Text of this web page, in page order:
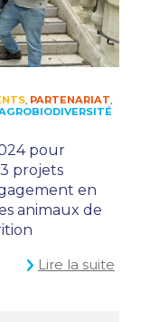
#ONEHEALTH
pour
projets
en
animaux de
Lire la suite